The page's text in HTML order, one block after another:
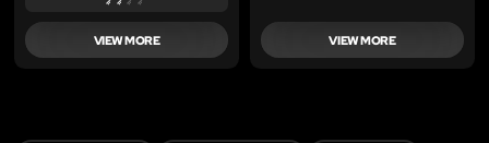
VIEW MORE VIEW MORE